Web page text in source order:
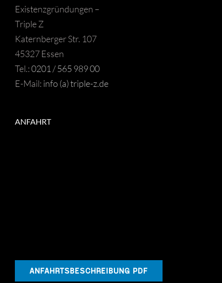
Existenzgründungen –
Triple Z
Katernberger Str. 107
45327 Essen
Tel.:0201 / 565 989 00
E-Mail: info (a) triple-z.de
ANFAHRT
ANFAHRTSBESCHREIBUNG PDF